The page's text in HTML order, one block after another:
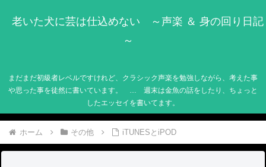
老いた犬に芸は仕込めない ～声楽 ＆ 身の回り日記
～
まだまだ初級者レベルですけれど、クラシック声楽を勉強しながら、考えた事
や思った事を徒然に書いています。 … 週末は金魚の話をしたり、ちょっと
したエッセイを書いてます。
ホーム その他 iTUNESとiPOD